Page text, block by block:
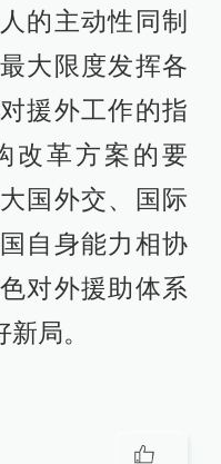
的主动性同制
大限度发挥各
援外工作的指
改革方案的要
国外交、国际
自身能力相协
对外援助体系
局。